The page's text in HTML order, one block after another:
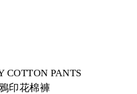
COTTON PANTS
印花棉褲